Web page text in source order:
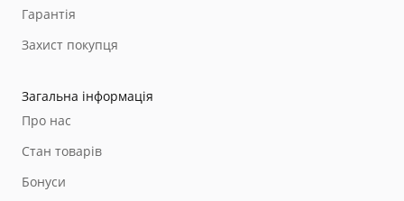
Гарантія
Захист покупця
Загальна інформація
Про нас
Стан товарів
Бонуси